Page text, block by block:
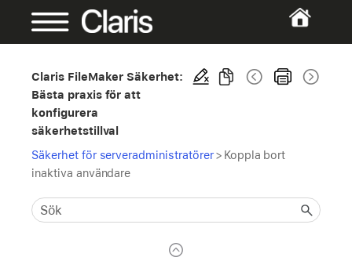
Claris FileMaker Säkerhet:
Bästa praxis för att
konfigurera
säkerhetstillval
Säkerhet för serveradministratörer> Koppla bort
inaktiva användare